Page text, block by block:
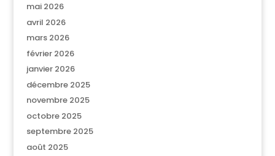
mai 2026
avril 2026
mars 2026
février 2026
janvier 2026
décembre 2025
novembre 2025
octobre 2025
septembre 2025
août 2025